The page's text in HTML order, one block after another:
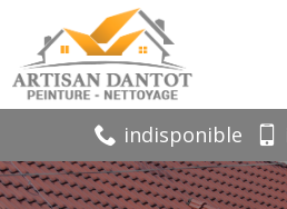
indisponible